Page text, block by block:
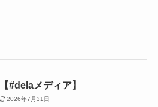
【#delaメディア】
2026年7月31日